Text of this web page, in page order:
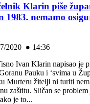
Klarin piše
1983. nemamo
2020 ● 14:36
Ivan Klarin napisao je
Pauku i ‘svima u
Murteru žitelji ni turiti
zaštitu. Sličan se
je to...